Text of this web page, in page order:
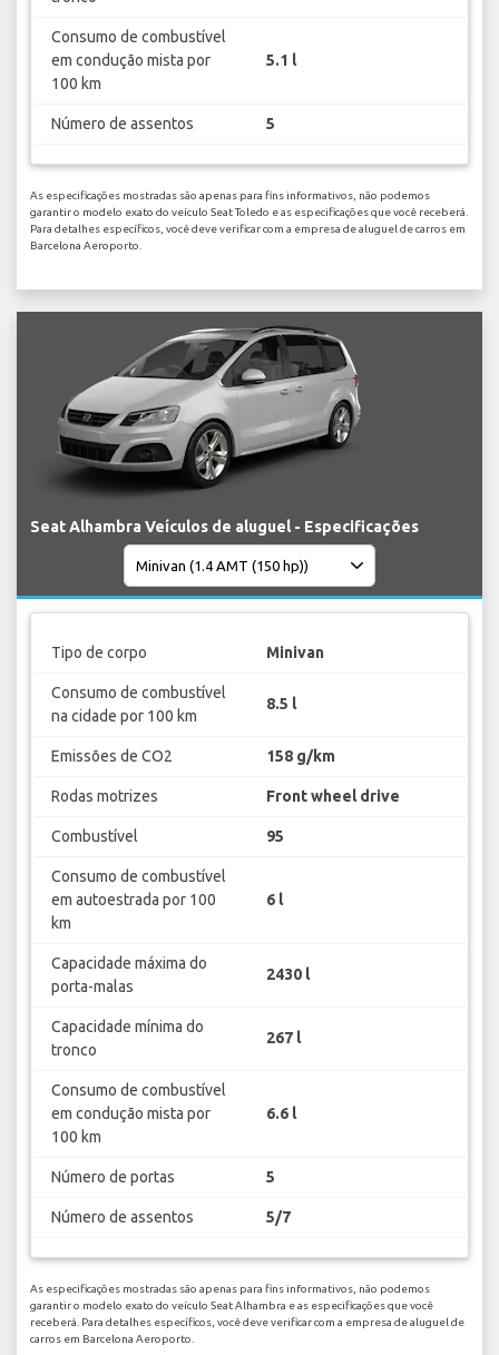
Consumo de combustível
em condução mista por
100 km
5.1 l
Número de assentos 5
As especificações mostradas são apenas para fins informativos, não podemos
garantir o modelo exato do veículo Seat Toledo e as especificações que você receberá.
Para detalhes específicos, você deve verificar com a empresa de aluguel de carros em
Barcelona Aeroporto.
Seat Alhambra Veículos de aluguel - Especificações
Tipo de corpo Minivan
Consumo de combustível
na cidade por 100 km
8.5 l
Emissões de CO2 158 g/km
Rodas motrizes Front wheel drive
Combustível 95
Consumo de combustível
em autoestrada por 100
km
6 l
Capacidade máxima do
porta-malas
2430 l
Capacidade mínima do
tronco
267 l
Consumo de combustível
em condução mista por
100 km
6.6 l
Número de portas 5
Número de assentos 5/7
As especificações mostradas são apenas para fins informativos, não podemos
garantir o modelo exato do veículo Seat Alhambra e as especificações que você
receberá. Para detalhes específicos, você deve verificar com a empresa de aluguel de
carros em Barcelona Aeroporto.